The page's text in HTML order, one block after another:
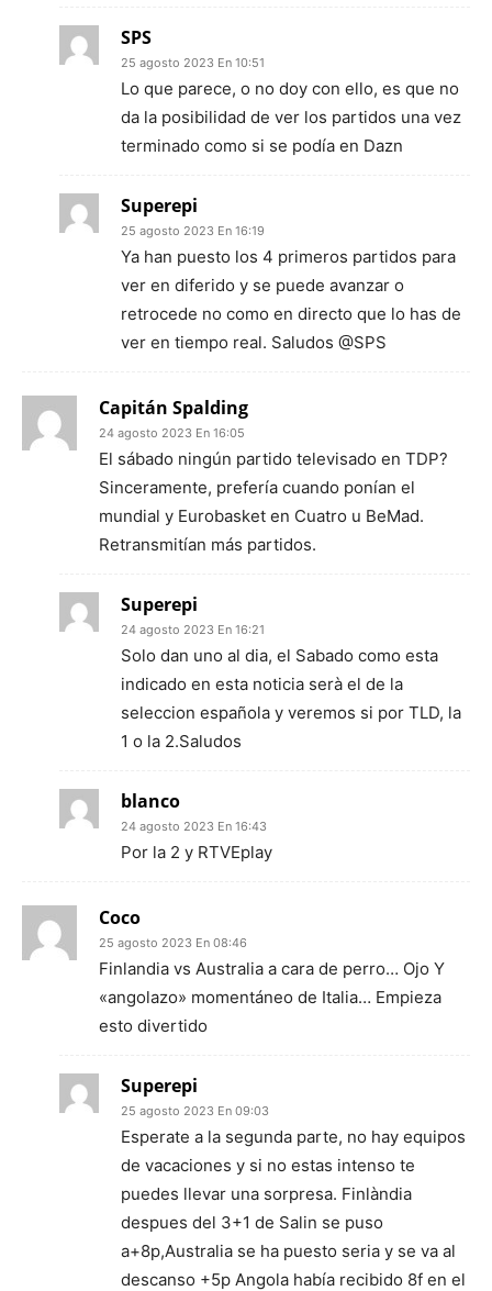
SPS
25 agosto 2023 En 10:51
Lo que parece, o no doy con ello, es que no
da la posibilidad de ver los partidos una vez
terminado como si se podía en Dazn
Superepi
25 agosto 2023 En 16:19
Ya han puesto los 4 primeros partidos para
ver en diferido y se puede avanzar o
retrocede no como en directo que lo has de
ver en tiempo real. Saludos @SPS
Capitán Spalding
24 agosto 2023 En 16:05
El sábado ningún partido televisado en TDP?
Sinceramente, prefería cuando ponían el
mundial y Eurobasket en Cuatro u BeMad.
Retransmitían más partidos.
Superepi
24 agosto 2023 En 16:21
Solo dan uno al dia, el Sabado como esta
indicado en esta noticia serà el de la
seleccion española y veremos si por TLD, la
1 o la 2.Saludos
blanco
24 agosto 2023 En 16:43
Por la 2 y RTVEplay
Coco
25 agosto 2023 En 08:46
Finlandia vs Australia a cara de perro… Ojo Y
«angolazo» momentáneo de Italia… Empieza
esto divertido
Superepi
25 agosto 2023 En 09:03
Esperate a la segunda parte, no hay equipos
de vacaciones y si no estas intenso te
puedes llevar una sorpresa. Finlàndia
despues del 3+1 de Salin se puso
a+8p,Australia se ha puesto seria y se va al
descanso +5p Angola había recibido 8f en el